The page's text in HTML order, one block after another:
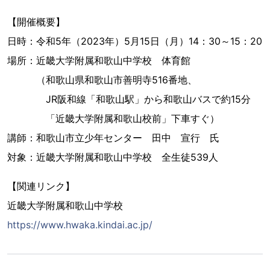
【開催概要】
日時：令和5年（2023年）5月15日（月）14：30～15：20
場所：近畿大学附属和歌山中学校 体育館
（和歌山県和歌山市善明寺516番地、
JR阪和線「和歌山駅」から和歌山バスで約15分
「近畿大学附属和歌山校前」下車すぐ）
講師：和歌山市立少年センター 田中 宣行 氏
対象：近畿大学附属和歌山中学校 全生徒539人
【関連リンク】
近畿大学附属和歌山中学校
https://www.hwaka.kindai.ac.jp/